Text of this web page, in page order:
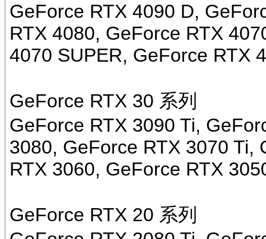
GeForce RTX 4090 D,
RTX 4080, GeForce RTX
4070 SUPER, GeForce RTX
GeForce RTX 30 系列
GeForce RTX 3090 Ti,
3080, GeForce RTX 3070 Ti,
RTX 3060, GeForce RTX
GeForce RTX 20 系列